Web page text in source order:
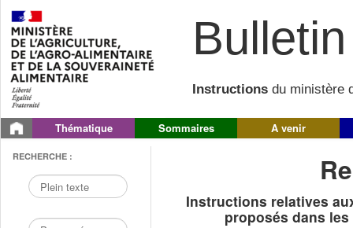
Instructions du ministère
Thématique Sommaires A venir
RECHERCHE :
Instructions relatives
proposés dans